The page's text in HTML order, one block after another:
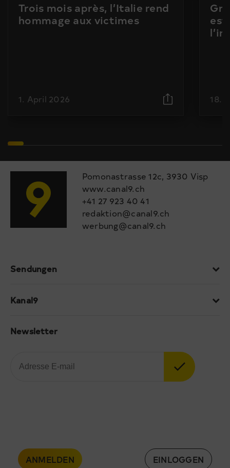
Trois mois après, l’Italie rend
hommage aux victimes
1. April 2026
est
18.
Pomonastrasse 12c, 3930 Visp
www.canal9.ch
+41 27 923 40 41
redaktion@canal9.ch
werbung@canal9.ch
Sendungen
Kanal9
Newsletter
ANMELDEN EINLOGGEN